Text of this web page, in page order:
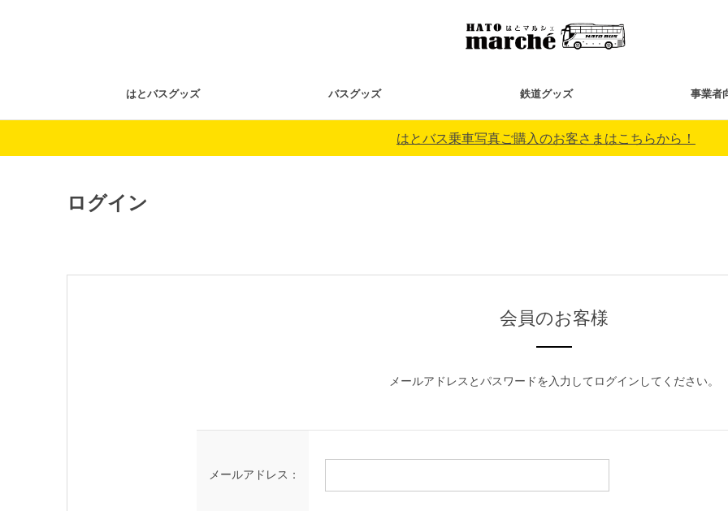
はとバスグッズ バスグッズ 鉄道グッズ 事業者
はとバス乗車写真ご購入のお客さまはこちらから！
ログイン
会員のお客様
メールアドレスとパスワードを入力してログインしてください。
メールアドレス：